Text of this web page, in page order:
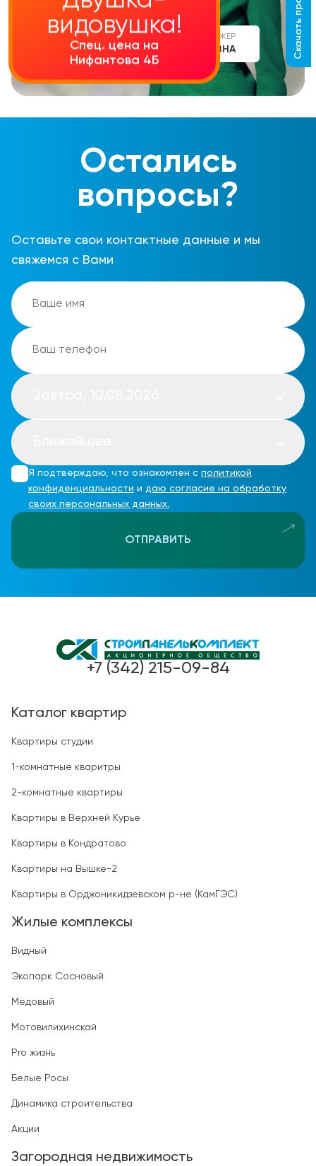
СТАРШИЙ МЕНЕДЖЕР
АЛИНА СЕРГЕЕВНА
Остались
вопросы?
Оставьте свои контактные данные и мы
свяжемся с Вами
Я подтверждаю, что ознакомлен с политикой
конфиденциальности и даю согласие на обработку
своих персональных данных.
ОТПРАВИТЬ
+7 (342) 215-09-84
Каталог квартир
Квартиры студии
1-комнатные кваритры
2-комнатные квартиры
Квартиры в Верхней Курье
Квартиры в Кондратово
Квартиры на Вышке-2
Квартиры в Орджоникидзевском р-не (КамГЭС)
Жилые комплексы
Видный
Экопарк Сосновый
Медовый
Мотовилихинскай
Pro жизнь
Белые Росы
Динамика строительства
Акции
Загородная недвижимость
видовушка!
Спец. цена на
Нифантова 4Б